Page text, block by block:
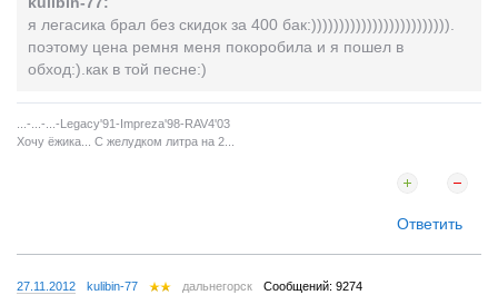
я легасика брал без скидок за 400 бак:))))))))))))))))))))))))).
поэтому цена ремня меня покоробила и я пошел в
обход:).как в той песне:)
...-...-...-Legaсy'91-Impreza'98-RAV4'03
Хочу ёжика... С желудком литра на 2...
Ответить
27.11.2012 kulibin-77 дальнегорск Сообщений: 9274